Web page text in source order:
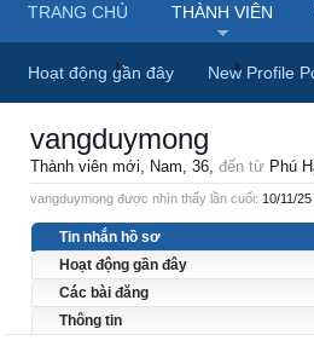
Trang chủ Thành viên
vangduymong
Thành viên mới, Nam, 36, đến từ Phú
vangduymong được nhìn thấy lần cuối: 10/11/25
Tin nhắn hồ sơ
Hoạt động gần đây
Các bài đăng
Thông tin
TRANG CHỦ THÀNH VIÊN
Hoạt động gần đây New Profile